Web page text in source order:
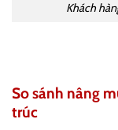
Khách
So sánh nâng
trúc